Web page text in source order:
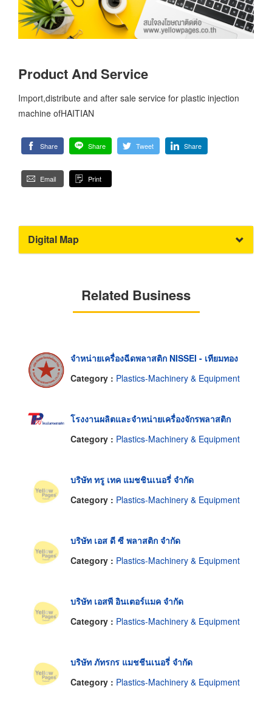
Product And Service
Import,distribute and after sale service for plastic injection
machine ofHAITIAN
Share Share Tweet Share
Email Print
Digital Map
Related Business
จำหน่ายเครื่องฉีดพลาสติก NISSEI - เทียมทอง
Category : Plastics-Machinery & Equipment
โรงงานผลิตและจำหน่ายเครื่องจักรพลาสติก
Category : Plastics-Machinery & Equipment
บริษัท ทรู เทค แมชชินเนอรี่ จำกัด
Category : Plastics-Machinery & Equipment
บริษัท เอส ดี ซี พลาสติก จำกัด
Category : Plastics-Machinery & Equipment
บริษัท เอสพี อินเตอร์แมค จำกัด
Category : Plastics-Machinery & Equipment
บริษัท ภัทรกร แมชชีนเนอรี่ จำกัด
Category : Plastics-Machinery & Equipment